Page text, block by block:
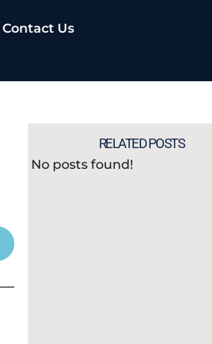
Contact Us
RELATED POSTS
No posts found!